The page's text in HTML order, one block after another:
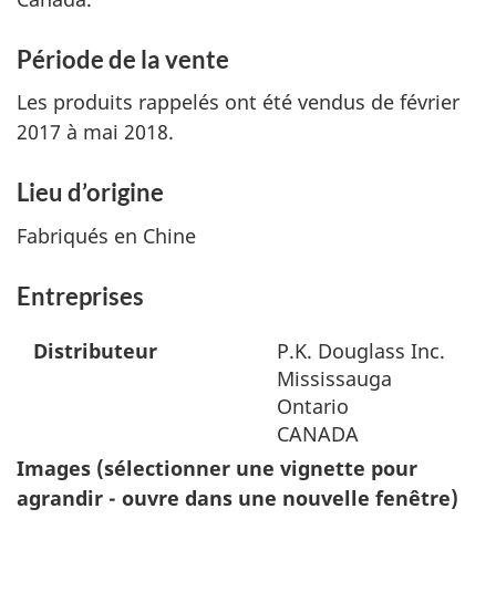
Période de la vente
Les produits rappelés ont été vendus de février
2017 à mai 2018.
Lieu d’origine
Fabriqués en Chine
Entreprises
Distributeur
P.K. Douglass Inc.
Mississauga
Ontario
CANADA
Images (sélectionner une vignette pour
agrandir - ouvre dans une nouvelle fenêtre)